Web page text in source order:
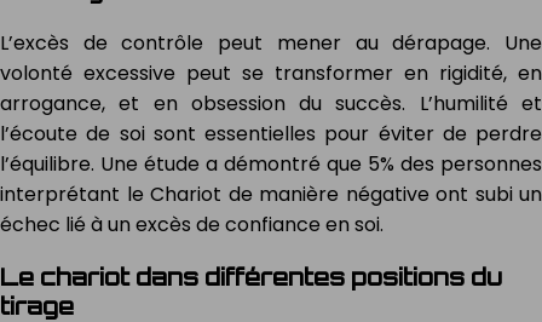
L’excès de contrôle peut mener au dérapage. Une
volonté excessive peut se transformer en rigidité, en
arrogance, et en obsession du succès. L’humilité et
l’écoute de soi sont essentielles pour éviter de perdre
l’équilibre. Une étude a démontré que 5% des personnes
interprétant le Chariot de manière négative ont subi un
échec lié à un excès de confiance en soi.
Le chariot dans différentes positions du
tirage